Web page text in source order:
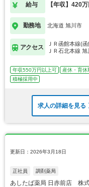
給与 【年収】420
勤務地 北海道 旭川市
アクセス
ＪＲ函館本線(
ＪＲ石北本線
年収550万円以上可 産休・育休
積極採用中
求人の詳細を見る
更新日：2026年3月18日
正社員 調剤薬局
あしたば薬局 日赤前店 株